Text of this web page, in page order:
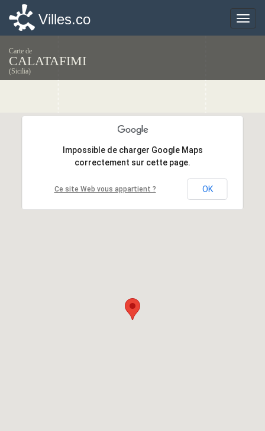
Toggle
Villes.co
Carte de
CALATAFIMI
(Sicilia)
Impossible de charger Google Maps
correctement sur cette page.
Ce site Web vous appartient ? OK
Impossible de charger Google Maps
correctement sur cette page.
Ce site Web vous appartient ? OK
Toggle
Villes.co